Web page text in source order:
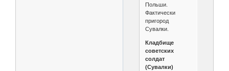
Польши.
Фактически
пригород
Сувалки.
Кладбище
советских
солдат
(Сувалки)